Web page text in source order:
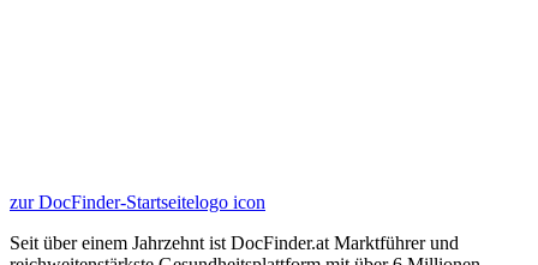
zur DocFinder-Startseitelogo icon
Seit über einem Jahrzehnt ist DocFinder.at Marktführer und